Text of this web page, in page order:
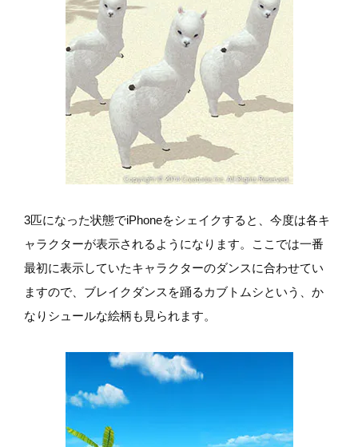
3匹になった状態でiPhoneをシェイクすると、今度は各キ
ャラクターが表示されるようになります。ここでは一番
最初に表示していたキャラクターのダンスに合わせてい
ますので、ブレイクダンスを踊るカブトムシという、か
なりシュールな絵柄も見られます。